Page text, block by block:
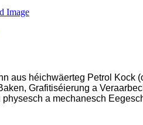
aus héichwäerteg Petrol
Grafitiséierung a
a mechanesch